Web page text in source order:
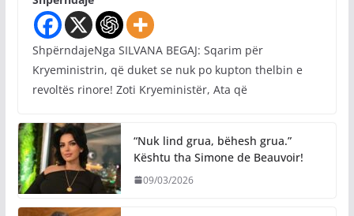
ShpërndajeNga SILVANA BEGAJ: Sqarim për
Kryeministrin, që duket se nuk po kupton thelbin e
revoltës rinore! Zoti Kryeministër, Ata që
“Nuk lind grua, bëhesh grua.”
Kështu tha Simone de Beauvoir!
09/03/2026